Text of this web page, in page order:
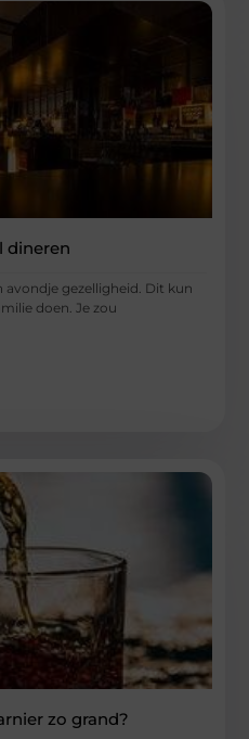
dineren
avondje gezelligheid. Dit kun
doen. Je zou
zo grand?